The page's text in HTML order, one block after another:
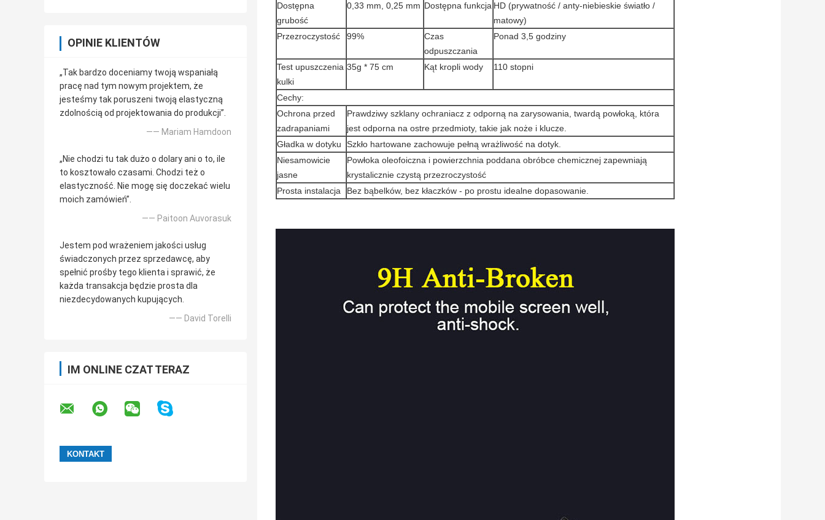
OPINIE KLIENTÓW
„Tak bardzo doceniamy twoją wspaniałą
pracę nad tym nowym projektem, że
jesteśmy tak poruszeni twoją elastyczną
zdolnością od projektowania do produkcji”.
—— Mariam Hamdoon
„Nie chodzi tu tak dużo o dolary ani o to, ile
to kosztowało czasami. Chodzi też o
elastyczność. Nie mogę się doczekać wielu
moich zamówień”.
—— Paitoon Auvorasuk
Jestem pod wrażeniem jakości usług
świadczonych przez sprzedawcę, aby
spełnić prośby tego klienta i sprawić, że
każda transakcja będzie prosta dla
niezdecydowanych kupujących.
—— David Torelli
IM ONLINE CZAT TERAZ
Dostępna
grubość
0,33 mm, 0,25 mm Dostępna funkcja HD (prywatność / anty-niebieskie światło /
matowy)
Przezroczystość
99%
Czas
odpuszczania
Ponad 3,5 godziny
Test upuszczenia
kulki
35g * 75 cm Kąt kropli wody 110 stopni
Cechy:
Ochrona przed
zadrapaniami
Prawdziwy szklany ochraniacz z odporną na zarysowania, twardą powłoką, która
jest odporna na ostre przedmioty, takie jak noże i klucze.
Gładka w dotyku
Szkło hartowane zachowuje pełną wrażliwość na dotyk.
Niesamowicie
jasne
Powłoka oleofoiczna i powierzchnia poddana obróbce chemicznej zapewniają
krystalicznie czystą przezroczystość
Prosta instalacja
Bez bąbelków, bez kłaczków - po prostu idealne dopasowanie.